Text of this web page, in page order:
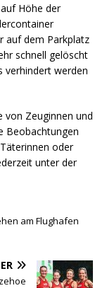
Höhe der
auf dem Parkplatz
schnell gelöscht
verhindert werden
Zeuginnen und
Beobachtungen
oder
unter der
am Flughafen